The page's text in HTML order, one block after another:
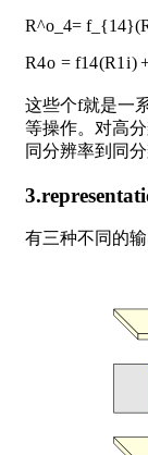
R^o_4=
R4o = f14(R1 i)
这些个f就是一
等操作。对高
同分辨率到同
有三种不同的输